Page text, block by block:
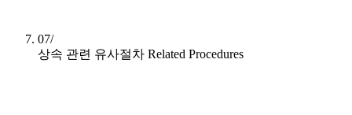
07/
상속 관련 유사절차 Related Procedures